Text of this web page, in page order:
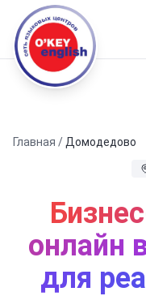
Главная / Домодедово
онлайн
для